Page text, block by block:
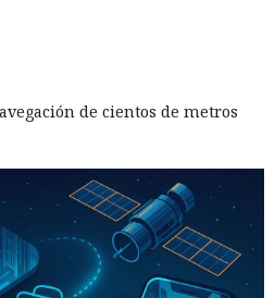
de cientos de metros